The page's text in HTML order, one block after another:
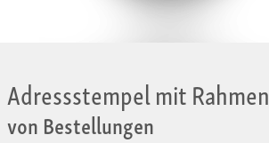
Adressstempel mit Rahmen
von Bestellungen